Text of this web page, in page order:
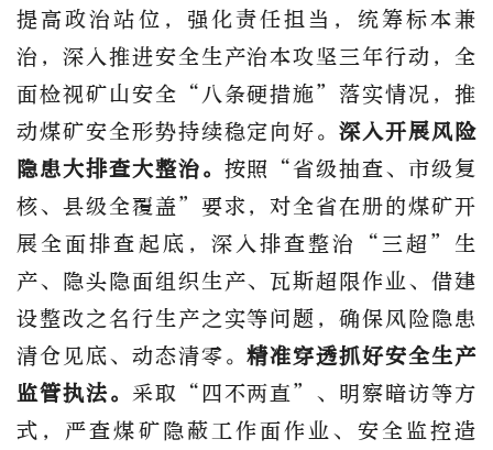
提高政治站位，强化责任担当，统筹标本兼
治，深入推进安全生产治本攻坚三年行动，全
面检视矿山安全 “八条硬措施”落实情况，推
动煤矿安全形势持续稳定向好。深入开展风险
隐患大排查大整治。 按照
“省级抽查、市级复
核、 县级全覆盖”要求，对全省在册的煤矿开
展全面排查起底，深入排查整治“三超”生
产、隐头隐面组织生产、瓦斯超限作业、借建
设整改之名行生产之实等问题，确保风险隐患
清仓见底、动态清零。精准穿透抓好安全生产
监管执法。 采取 “四不两直”、明察暗访等方
式，严查煤矿隐蔽工作面作业、安全监控造